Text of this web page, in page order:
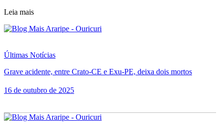
Leia mais
Últimas Notícias
Grave acidente, entre Crato-CE e Exu-PE, deixa dois mortos
16 de outubro de 2025